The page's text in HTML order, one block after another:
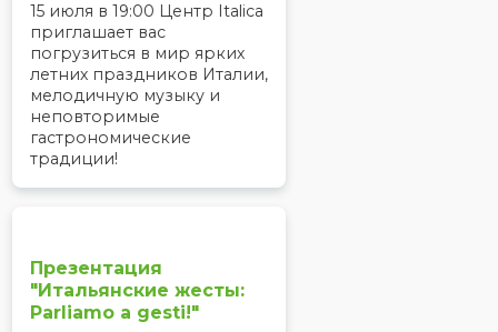
15 июля в 19:00 Центр Italica
приглашает вас
погрузиться в мир ярких
летних праздников Италии,
мелодичную музыку и
неповторимые
гастрономические
традиции!
Презентация
"Итальянские жесты:
Parliamo a gesti!"